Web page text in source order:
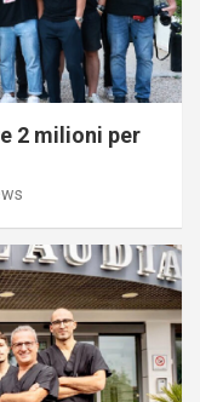
2 milioni per